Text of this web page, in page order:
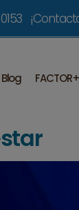
Blog